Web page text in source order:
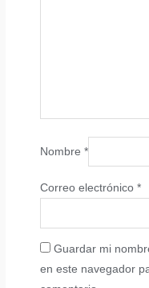
Nombre*
Correo electrónico*
Guardar mi
en este navegador